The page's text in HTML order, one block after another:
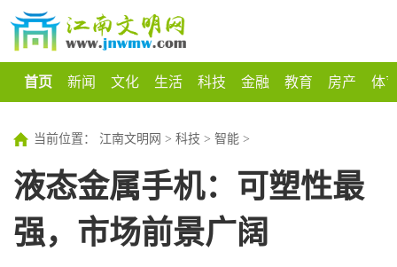
首页 新闻 文化 生活 科技 金融 教育 房产 体
当前位置： 江南文明网 > 科技 > 智能 >
液态金属手机：可塑性最
强，市场前景广阔